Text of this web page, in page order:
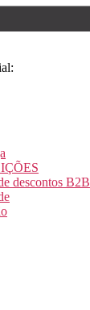
descontos B2B